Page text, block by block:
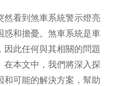
看到煞車系統警示燈亮
惑和擔憂。煞車系統是車
此任何與其相關的問題
本文中，我們將深入探
可能的解決方案，幫助